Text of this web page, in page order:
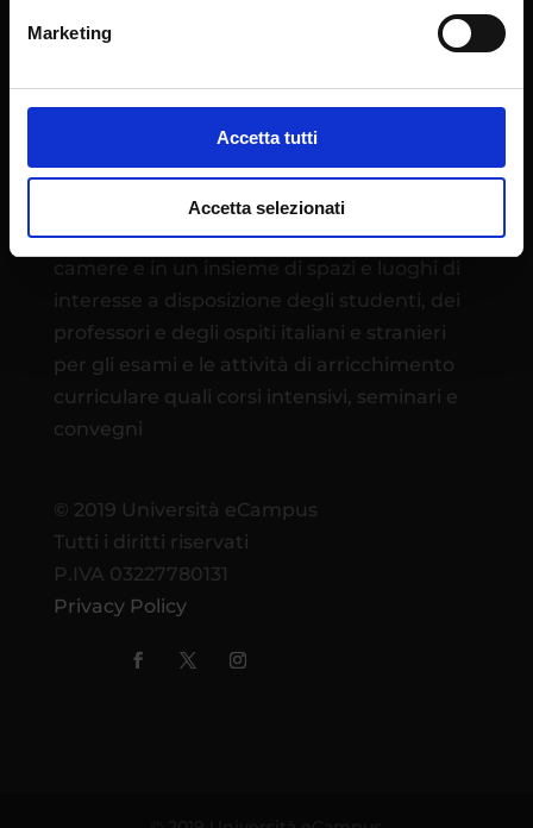
Marketing
Accetta tutti
Accetta selezionati
Università telematica con Decreto
Ministeriale 30 gennaio 2006. Ha sede
operativa presso l’ex centro IBM di
Novedrate (CO), in un campus immerso nel
tranquillo verde della Brianza con 270
camere e in un insieme di spazi e luoghi di
interesse a disposizione degli studenti, dei
professori e degli ospiti italiani e stranieri
per gli esami e le attività di arricchimento
curriculare quali corsi intensivi, seminari e
convegni
© 2019 Università eCampus
Tutti i diritti riservati
P.IVA 03227780131
Privacy Policy